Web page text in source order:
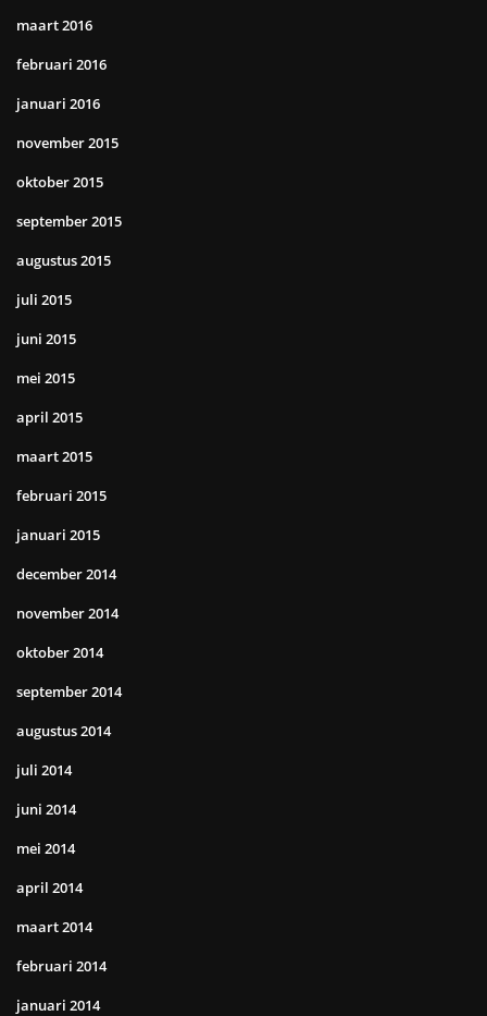
maart 2016
februari 2016
januari 2016
november 2015
oktober 2015
september 2015
augustus 2015
juli 2015
juni 2015
mei 2015
april 2015
maart 2015
februari 2015
januari 2015
december 2014
november 2014
oktober 2014
september 2014
augustus 2014
juli 2014
juni 2014
mei 2014
april 2014
maart 2014
februari 2014
januari 2014